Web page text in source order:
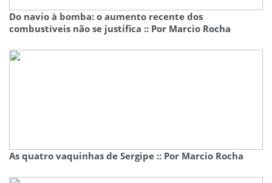
Do navio à bomba: o aumento recente dos
combustíveis não se justifica :: Por Marcio Rocha
As quatro vaquinhas de Sergipe :: Por Marcio Rocha